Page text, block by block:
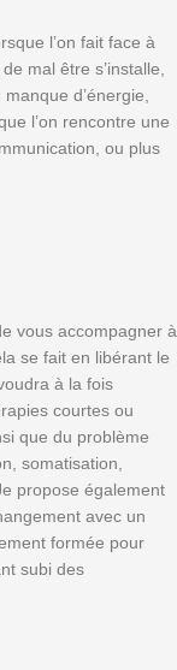
l’on fait face à
mal être s’installe,
manque d’énergie,
l’on rencontre une
ou plus
vous accompagner à
se fait en libérant le
à la fois
courtes ou
que du problème
somatisation,
propose également
avec un
formée pour
subi des